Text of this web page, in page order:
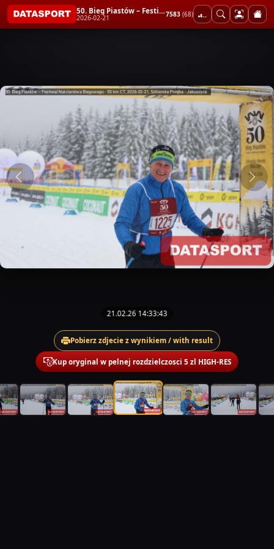
50. Bieg Piastów – Festiwal Narciarstwa Biegowego - 50 km CT
2026-02-21 7583 (68)
21.02.26 14:33:43
Pobierz zdjecie z wynikiem / with result
Kup oryginal w pelnej rozdzielczosci 5 zl HIGH-RES